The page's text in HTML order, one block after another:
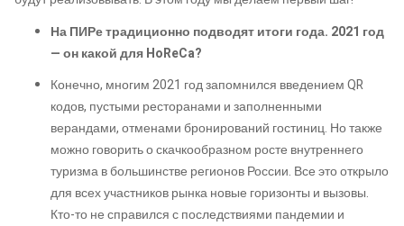
На ПИРе традиционно подводят итоги года. 2021 год
— он какой для HoReCa?
Конечно, многим 2021 год запомнился введением QR
кодов, пустыми ресторанами и заполненными
верандами, отменами бронирований гостиниц. Но также
можно говорить о скачкообразном росте внутреннего
туризма в большинстве регионов России. Все это открыло
для всех участников рынка новые горизонты и вызовы.
Кто-то не справился с последствиями пандемии и